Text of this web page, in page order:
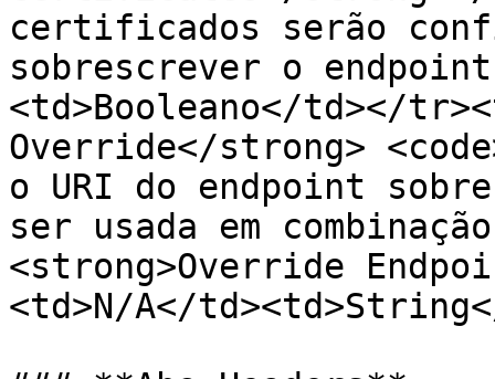
certificados serão
sobrescrever o
<td>Booleano</td></
Override</strong>
o URI do endpoint
ser usada em
<strong>Override
<td>N/A</